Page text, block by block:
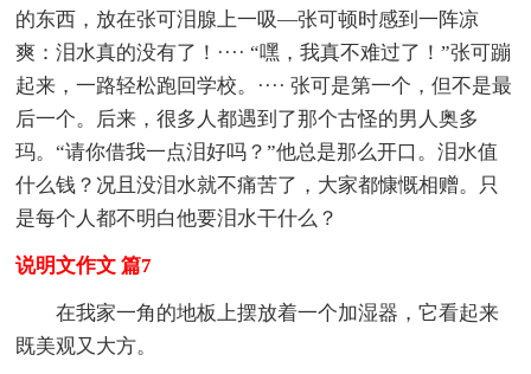
的东西，放在张可泪腺上一吸—张可顿时感到一阵凉
爽：泪水真的没有了！···· “嘿，我真不难过了！”张可蹦
起来，一路轻松跑回学校。···· 张可是第一个，但不是最
后一个。后来，很多人都遇到了那个古怪的男人奥多
玛。“请你借我一点泪好吗？”他总是那么开口。泪水值
什么钱？况且没泪水就不痛苦了，大家都慷慨相赠。只
是每个人都不明白他要泪水干什么？
说明文作文 篇7
在我家一角的地板上摆放着一个加湿器，它看起来
既美观又大方。